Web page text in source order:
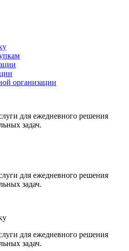
организации
для ежедневного решения
задач.
для ежедневного решения
задач.
для ежедневного решения
задач.